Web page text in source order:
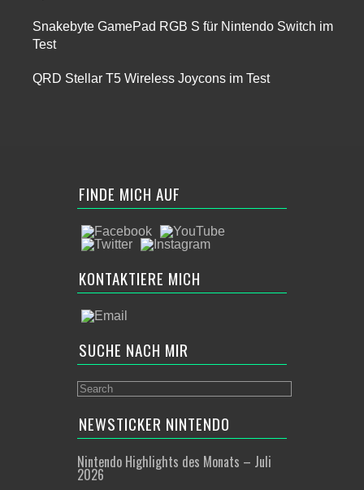
Snakebyte GamePad RGB S für Nintendo Switch im
Test
QRD Stellar T5 Wireless Joycons im Test
FINDE MICH AUF
KONTAKTIERE MICH
SUCHE NACH MIR
NEWSTICKER NINTENDO
Nintendo Highlights des Monats – Juli
2026